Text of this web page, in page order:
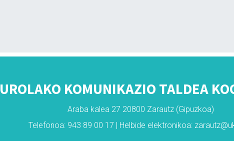
UROLAKO KOMUNIKAZIO TALDEA
Araba kalea 27 20800 Zarautz (Gipuzkoa)
Telefonoa: 943 89 00 17 | Helbide elektronikoa: